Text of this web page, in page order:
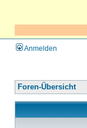
Anmelden
Foren-Übersicht